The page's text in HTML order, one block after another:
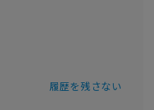
履歴を残さない